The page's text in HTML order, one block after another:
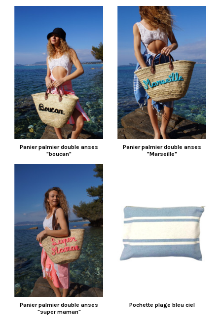
Panier palmier double anses
"boucan"
Panier palmier double anses
"Marseille"
Panier palmier double anses
"super maman"
Pochette plage bleu ciel